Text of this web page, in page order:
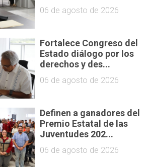
06 de agosto de 2026
Fortalece Congreso del
Estado diálogo por los
derechos y des...
06 de agosto de 2026
Definen a ganadores del
Premio Estatal de las
Juventudes 202...
06 de agosto de 2026